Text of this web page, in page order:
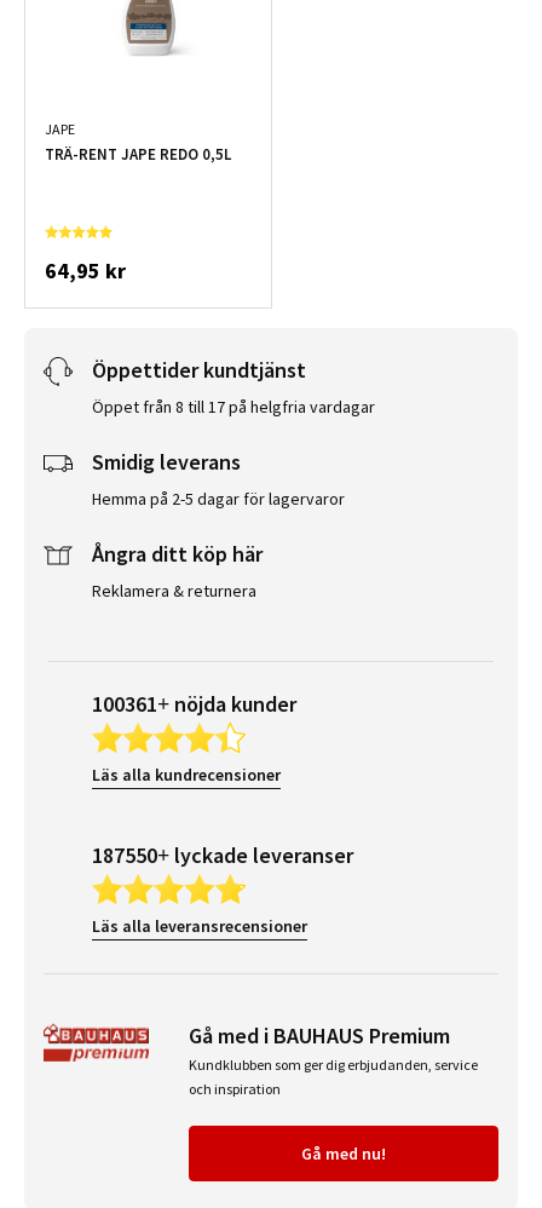
JAPE
TRÄ-RENT JAPE REDO 0,5L
64,95 kr
Öppettider kundtjänst
Öppet från 8 till 17 på helgfria vardagar
Smidig leverans
Hemma på 2-5 dagar för lagervaror
Ångra ditt köp här
Reklamera & returnera
100361+ nöjda kunder
Läs alla kundrecensioner
187550+ lyckade leveranser
Läs alla leveransrecensioner
Gå med i BAUHAUS Premium
Kundklubben som ger dig erbjudanden, service
och inspiration
Gå med nu!